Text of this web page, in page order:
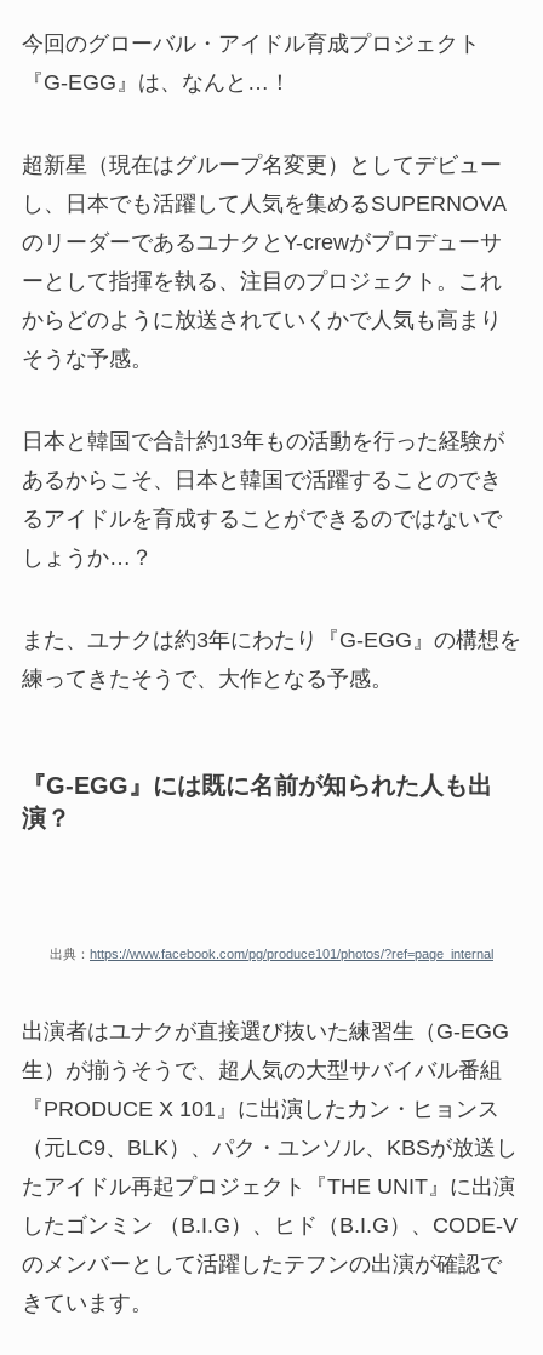
今回のグローバル・アイドル育成プロジェクト
『G-EGG』は、なんと…！
超新星（現在はグループ名変更）としてデビュー
し、日本でも活躍して人気を集めるSUPERNOVA
のリーダーであるユナクとY-crewがプロデューサ
ーとして指揮を執る、注目のプロジェクト。これ
からどのように放送されていくかで人気も高まり
そうな予感。
日本と韓国で合計約13年もの活動を行った経験が
あるからこそ、日本と韓国で活躍することのでき
るアイドルを育成することができるのではないで
しょうか…？
また、ユナクは約3年にわたり『G-EGG』の構想を
練ってきたそうで、大作となる予感。
『G-EGG』には既に名前が知られた人も出
演？
出典： https://www.facebook.com/pg/produce101/photos/?ref=page_internal
出演者はユナクが直接選び抜いた練習生（G-EGG
生）が揃うそうで、超人気の大型サバイバル番組
『PRODUCE X 101』に出演したカン・ヒョンス
（元LC9、BLK）、パク・ユンソル、KBSが放送し
たアイドル再起プロジェクト『THE UNIT』に出演
したゴンミン （B.I.G）、ヒド（B.I.G）、CODE-V
のメンバーとして活躍したテフンの出演が確認で
きています。